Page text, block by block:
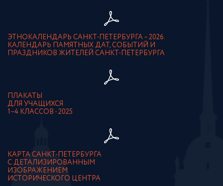
ЭТНОКАЛЕНДАРЬ САНКТ-ПЕТЕРБУРГА – 2026.
КАЛЕНДАРЬ ПАМЯТНЫХ ДАТ, СОБЫТИЙ И
ПРАЗДНИКОВ ЖИТЕЛЕЙ САНКТ-ПЕТЕРБУРГА
ПЛАКАТЫ
ДЛЯ УЧАЩИХСЯ
1–4 КЛАССОВ - 2025
КАРТА САНКТ-ПЕТЕРБУРГА
С ДЕТАЛИЗИРОВАННЫМ
ИЗОБРАЖЕНИЕМ
ИСТОРИЧЕСКОГО ЦЕНТРА